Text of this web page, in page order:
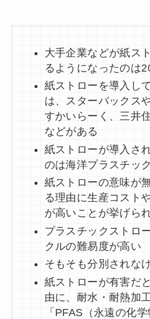
大手企業などが紙ス
るようになったのは
紙ストローを導入し
は、スターバックス
すかいらーく、三井
などがある
紙ストローが導入さ
のは海洋プラスチッ
紙ストローの意味が
る理由に生産コスト
が高いことが挙げら
プラスチックストロ
クルの難易度が高い
そもそも分別されな
紙ストローが有害だ
由に、耐水・耐熱加
「PFAS（永遠の化